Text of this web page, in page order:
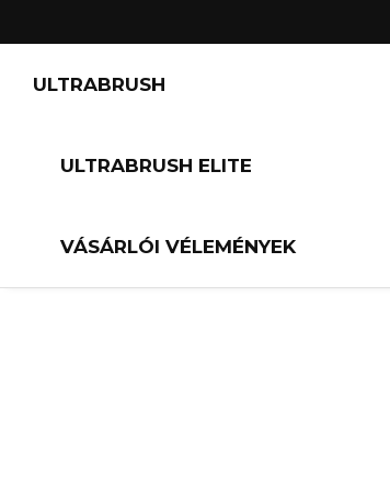
to
ULTRABRUSH
ULTRABRUSH ELITE
VÁSÁRLÓI VÉLEMÉNYEK